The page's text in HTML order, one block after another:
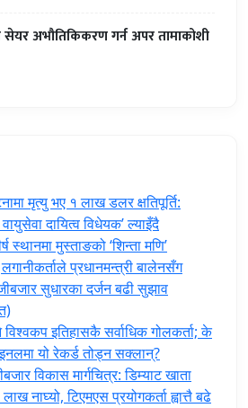
सेयर अभौतिकिकरण गर्न अपर तामाकोशी
मृत्यु भए १ लाख डलर क्षतिपूर्ति:
दायित्व विधेयक’ ल्याइँदै
स्थानमा मुस्ताङको ‘शिन्ता मणि’
प्रधानमन्त्री ‍बालेनसँग
सुधारका दर्जन बढी सुझाव
विश्वकप इतिहासकै सर्वाधिक गोलकर्ता; के
यो रेकर्ड तोड्न सक्लान्?
विकास मार्गचित्र: डिम्याट खाता
नाघ्यो, टिएमएस प्रयोगकर्ता ह्वात्तै बढे